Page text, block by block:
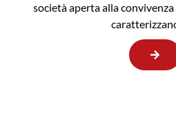
società aperta alla